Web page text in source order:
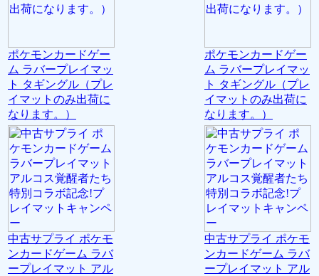
ポケモンカードゲー
ム ラバープレイマッ
ト タギングル（プレ
イマットのみ出荷に
なります。）
ポケモンカードゲー
ム ラバープレイマッ
ト タギングル（プレ
イマットのみ出荷に
なります。）
中古サプライ ポケモ
ンカードゲーム ラバ
ープレイマット アル
中古サプライ ポケモ
ンカードゲーム ラバ
ープレイマット アル